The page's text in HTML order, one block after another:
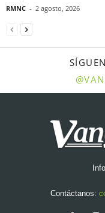
RMNC - 2 agosto, 2026
Contáctanos: